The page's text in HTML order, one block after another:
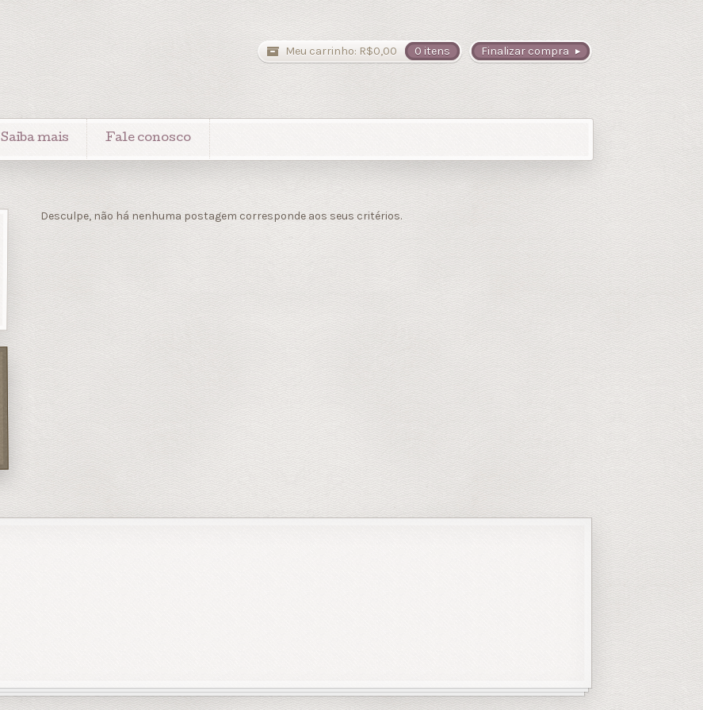
Finalizar compra
Meu carrinho: R$0,00 0 itens
Saiba mais Fale conosco
Desculpe, não há nenhuma postagem corresponde aos seus critérios.